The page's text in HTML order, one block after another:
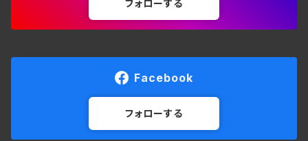
フォローする
Facebook
フォローする